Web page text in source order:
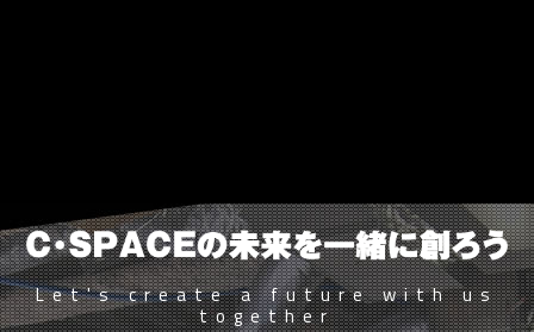
Let's create a future with us
together